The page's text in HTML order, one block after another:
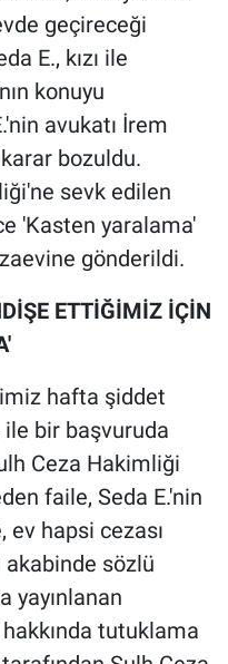
geçireceği
E., kızı ile
konuyu
avukatı İrem
karar bozuldu.
sevk edilen
'Kasten yaralama'
gönderildi.
ETTİĞİMİZ İÇİN
hafta şiddet
bir başvuruda
Ceza Hakimliği
faile, Seda E.'nin
hapsi cezası
sözlü
yayınlanan
tutuklama